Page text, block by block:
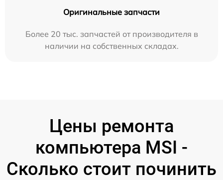
Оригинальные запчасти
Более 20 тыс. запчастей от производителя в
наличии на собственных складах.
Цены ремонта
компьютера MSI -
Сколько стоит починить